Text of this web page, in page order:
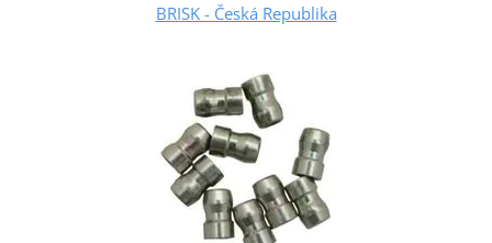
BRISK - Česká Republika